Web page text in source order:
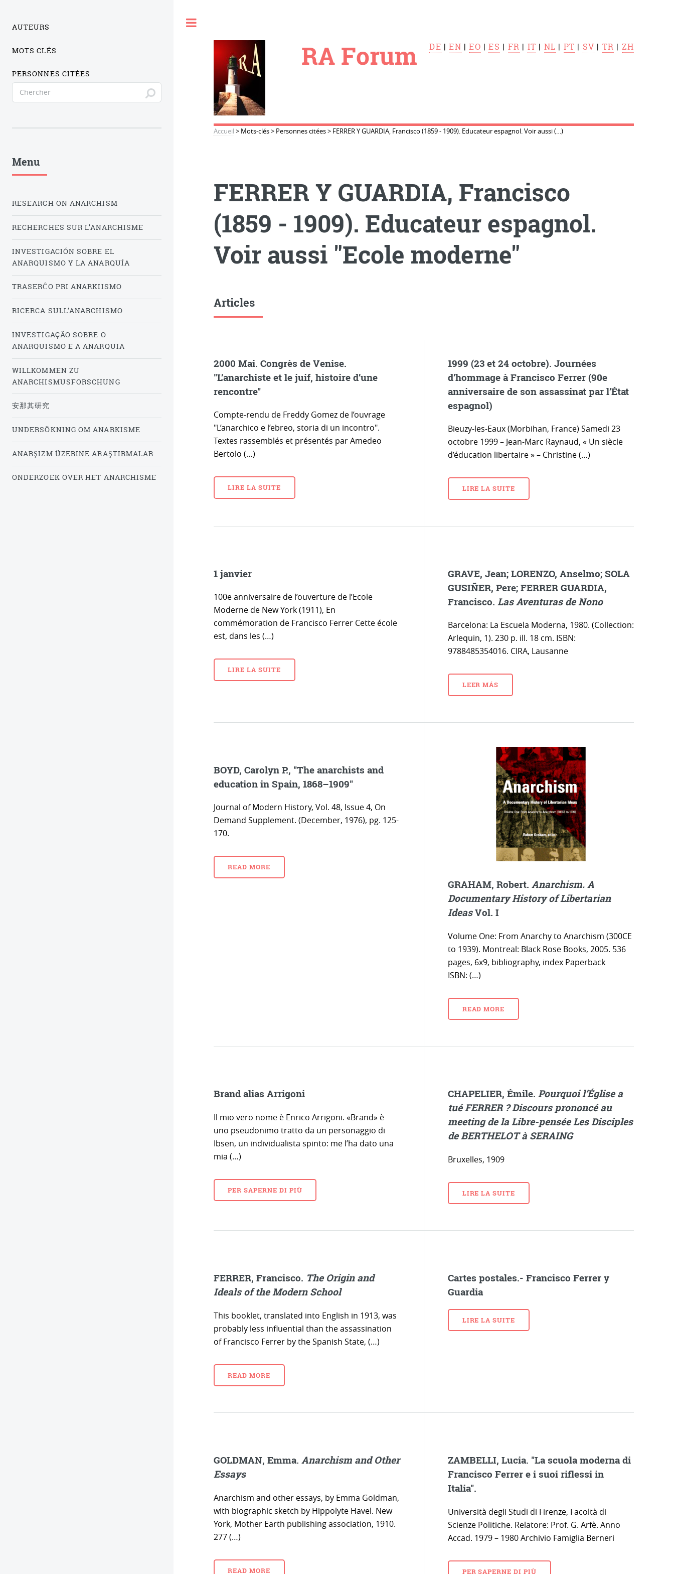
RA Forum DE |EN |EO |ES | FR | IT | NL | PT | SV | TR | ZH
Accueil > Mots-clés> Personnes citées> FERRER Y GUARDIA, Francisco (1859 - 1909). Educateur espagnol. Voir aussi (…)
FERRER Y GUARDIA, Francisco
(1859 - 1909). Educateur espagnol.
Voir aussi "Ecole moderne"
Articles
2000 Mai. Congrès de Venise.
"L’anarchiste et le juif, histoire d’une
rencontre"
Compte-rendu de Freddy Gomez de l’ouvrage
"L’anarchico e l’ebreo, storia di un incontro".
Textes rassemblés et présentés par Amedeo
Bertolo (…)
LIRE LA SUITE
1999 (23 et 24 octobre). Journées
d’hommage à Francisco Ferrer (90e
anniversaire de son assassinat par l’État
espagnol)
Bieuzy-les-Eaux (Morbihan, France) Samedi 23
octobre 1999 – Jean-Marc Raynaud, « Un siècle
d’éducation libertaire » – Christine (…)
LIRE LA SUITE
1 janvier
100e anniversaire de l’ouverture de l’Ecole
Moderne de New York (1911), En
commémoration de Francisco Ferrer Cette école
est, dans les (…)
LIRE LA SUITE
GRAVE, Jean; LORENZO, Anselmo; SOLA
GUSIÑER, Pere; FERRER GUARDIA,
Francisco. Las Aventuras de Nono
Barcelona: La Escuela Moderna, 1980. (Collection:
Arlequin, 1). 230 p. ill. 18 cm. ISBN:
9788485354016. CIRA, Lausanne
LEER MÁS
BOYD, Carolyn P., "The anarchists and
education in Spain, 1868–1909"
Journal of Modern History, Vol. 48, Issue 4, On
Demand Supplement. (December, 1976), pg. 125-
170.
READ MORE
GRAHAM, Robert. Anarchism. A
Documentary History of Libertarian
IdeasVol. I
Volume One: From Anarchy to Anarchism (300CE
to 1939). Montreal: Black Rose Books, 2005. 536
pages, 6x9, bibliography, index Paperback
ISBN: (…)
READ MORE
Brand alias Arrigoni
Il mio vero nome è Enrico Arrigoni. «Brand» è
uno pseudonimo tratto da un personaggio di
Ibsen, un individualista spinto: me l’ha dato una
mia (…)
PER SAPERNE DI PIÙ
CHAPELIER, Émile. Pourquoi l’Église a
tué FERRER ? Discours prononcé au
meeting de la Libre-pensée Les Disciples
de BERTHELOT à SERAING
Bruxelles, 1909
LIRE LA SUITE
FERRER, Francisco. The Origin and
Ideals of the Modern School
This booklet, translated into English in 1913, was
probably less influential than the assassination
of Francisco Ferrer by the Spanish State, (…)
READ MORE
Cartes postales.- Francisco Ferrer y
Guardia
LIRE LA SUITE
GOLDMAN, Emma. Anarchism and Other
Essays
Anarchism and other essays, by Emma Goldman,
with biographic sketch by Hippolyte Havel. New
York, Mother Earth publishing association, 1910.
277 (…)
READ MORE
ZAMBELLI, Lucia. "La scuola moderna di
Francisco Ferrer e i suoi riflessi in
Italia".
Università degli Studi di Firenze, Facoltà di
Scienze Politiche. Relatore: Prof. G. Arfè. Anno
Accad. 1979 – 1980 Archivio Famiglia Berneri
PER SAPERNE DI PIÙ
AUTEURS
MOTS CLÉS
PERSONNES CITÉES
Menu
RESEARCH ON ANARCHISM
RECHERCHES SUR L’ANARCHISME
INVESTIGACIÓN SOBRE EL
ANARQUISMO Y LA ANARQUÍA
TRASERĈO PRI ANARKIISMO
RICERCA SULL’ANARCHISMO
INVESTIGAÇÃO SOBRE O
ANARQUISMO E A ANARQUIA
WILLKOMMEN ZU
ANARCHISMUSFORSCHUNG
安那其研究
UNDERSÖKNING OM ANARKISME
ANARŞIZM ÜZERINE ARAŞTIRMALAR
ONDERZOEK OVER HET ANARCHISME